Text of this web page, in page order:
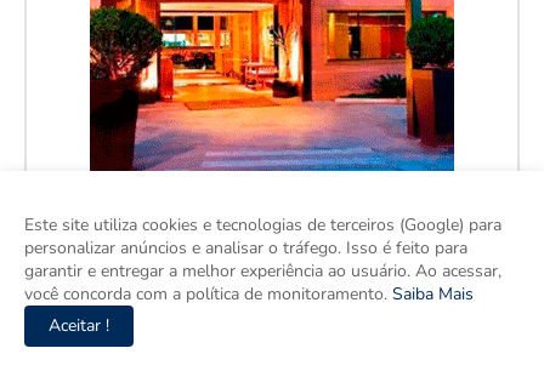
Este site utiliza cookies e tecnologias de terceiros (Google) para
personalizar anúncios e analisar o tráfego. Isso é feito para
garantir e entregar a melhor experiência ao usuário. Ao acessar,
você concorda com a política de monitoramento. Saiba Mais
Aceitar !